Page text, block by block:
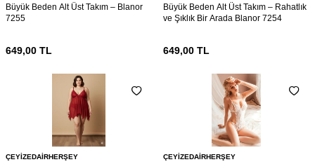
Büyük Beden Alt Üst Takım – Blanor
7255
649,00 TL
Büyük Beden Alt Üst Takım – Rahatlık
ve Şıklık Bir Arada Blanor 7254
649,00 TL
ÇEYIZEDAIRHERŞEY ÇEYIZEDAIRHERŞEY